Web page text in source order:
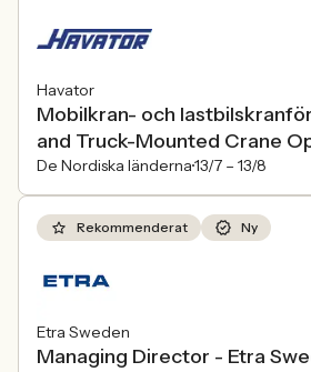
Havator
Mobilkran- och
and Truck-Mounted Crane
De Nordiska länderna13/7 – 13/8
Rekommenderat Ny
Etra Sweden
Managing Director - Etra